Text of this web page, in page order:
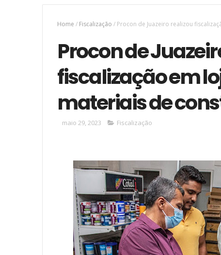
Home / Fiscalização / Procon de Juazeiro realizou
Procon de
fiscalização em
materiais de
maio 29, 2023 Fiscalização